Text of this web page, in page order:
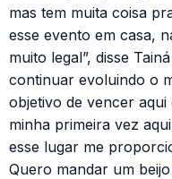
mas tem muita coisa
esse evento em casa,
muito legal”, disse
continuar evoluindo o
objetivo de vencer
minha primeira vez
esse lugar me
Quero mandar um